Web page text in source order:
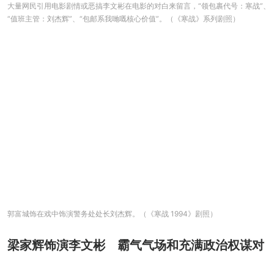
大量网民引用电影剧情或恶搞李文彬在电影的对白来留言，“领包裹代号：寒战”、
“值班主管：刘杰辉”、“包邮系我哋嘅核心价值”。（《寒战》系列剧照）
郭富城饰在戏中饰演警务处处长刘杰辉。（《寒战 1994》剧照）
梁家辉饰演李文彬 霸气气场和充满政治权谋对